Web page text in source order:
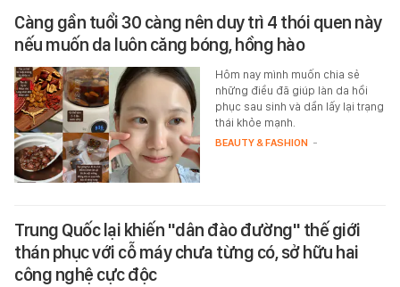
Càng gần tuổi 30 càng nên duy trì 4 thói quen này
nếu muốn da luôn căng bóng, hồng hào
Hôm nay mình muốn chia sẻ
những điều đã giúp làn da hồi
phục sau sinh và dần lấy lại trạng
thái khỏe mạnh.
BEAUTY & FASHION -
Trung Quốc lại khiến "dân đào đường" thế giới
thán phục với cỗ máy chưa từng có, sở hữu hai
công nghệ cực độc